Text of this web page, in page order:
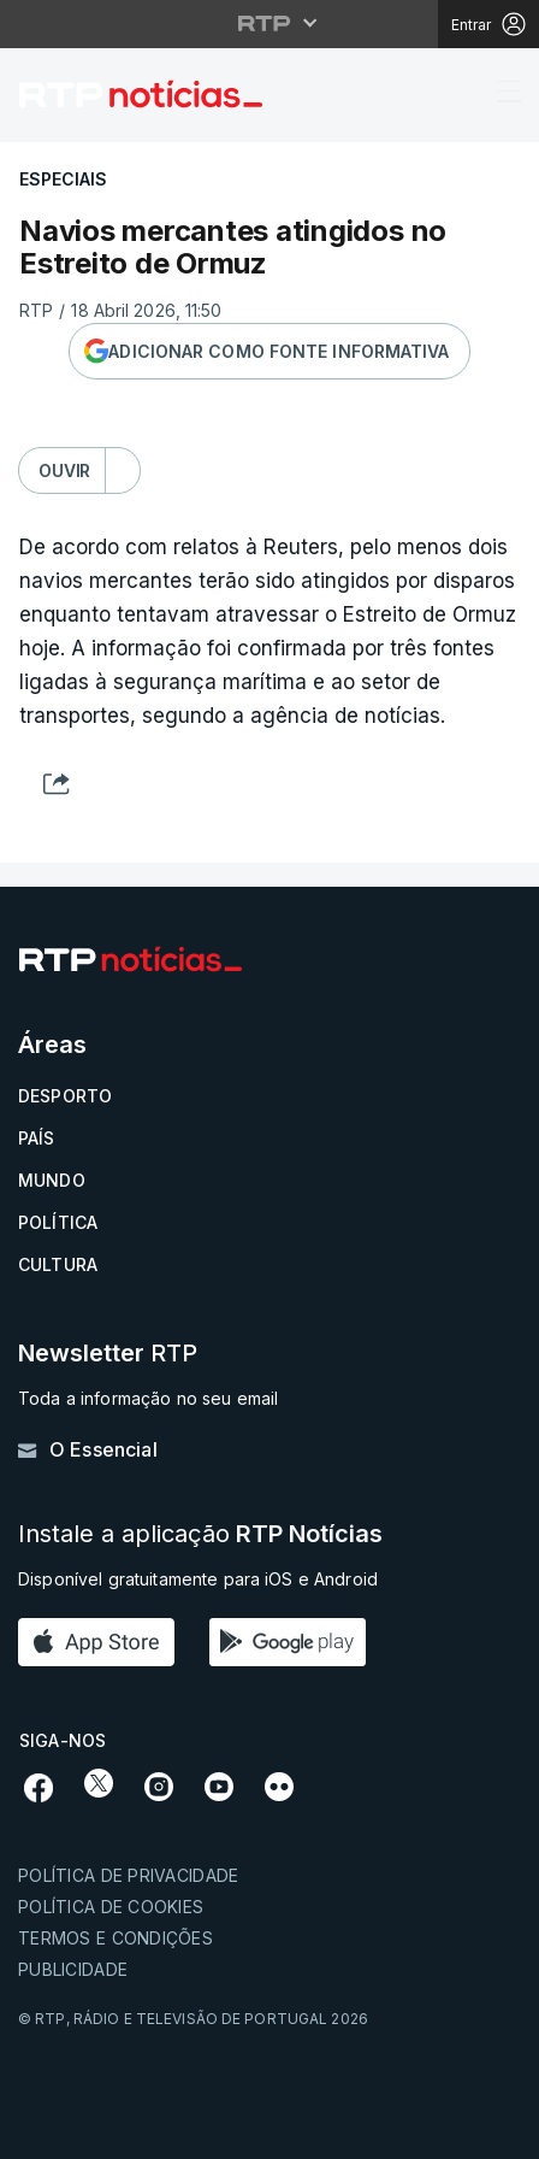
Entrar
Navios mercantes
ESPECIAIS
Navios mercantes atingidos no
Estreito de Ormuz
RTP / 18 Abril 2026, 11:50
ADICIONAR COMO FONTE INFORMATIVA
OUVIR
De acordo com relatos à Reuters, pelo menos dois
navios mercantes terão sido atingidos por disparos
enquanto tentavam atravessar o Estreito de Ormuz
hoje. A informação foi confirmada por três fontes
ligadas à segurança marítima e ao setor de
transportes, segundo a agência de notícias.
Áreas
DESPORTO
PAÍS
MUNDO
POLÍTICA
CULTURA
Newsletter RTP
Toda a informação no seu email
O Essencial
Instale a aplicação RTP Notícias
Disponível gratuitamente para iOS e Android
SIGA-NOS
POLÍTICA DE PRIVACIDADE
POLÍTICA DE COOKIES
TERMOS E CONDIÇÕES
PUBLICIDADE
© RTP, RÁDIO E TELEVISÃO DE PORTUGAL 2026